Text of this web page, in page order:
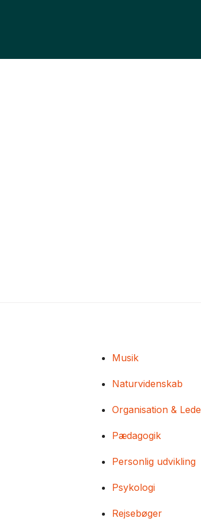
Musik
Naturvidenskab
Organisation &
Pædagogik
Personlig udvikling
Psykologi
Rejsebøger